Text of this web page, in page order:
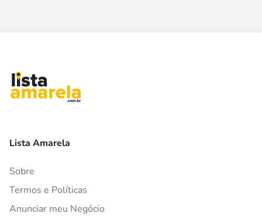
Lista Amarela
Sobre
Termos e Políticas
Anunciar meu Negócio